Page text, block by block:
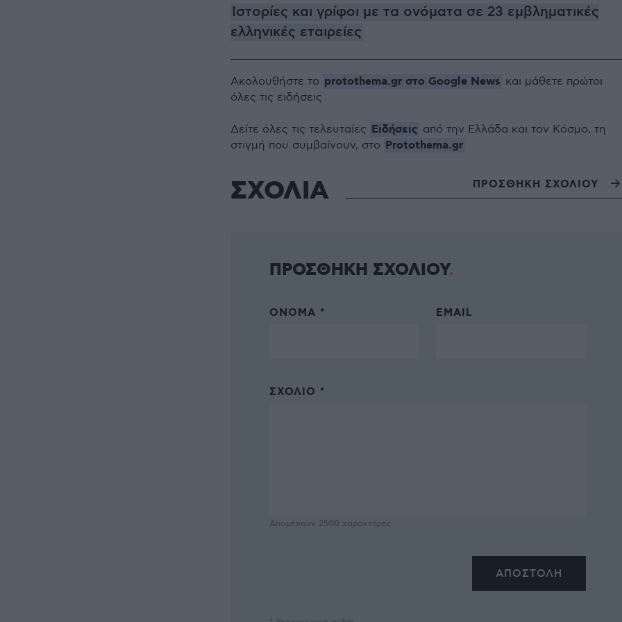
Ιστορίες και γρίφοι με τα ονόματα σε 23 εμβληματικές
ελληνικές εταιρείες
Ακολουθήστε το protothema.gr στο Google News και μάθετε πρώτοι
όλες τις ειδήσεις
Δείτε όλες τις τελευταίες Ειδήσεις από την Ελλάδα και τον Κόσμο, τη
στιγμή που συμβαίνουν, στο Protothema.gr
ΣΧΟΛΙΑ ΠΡΟΣΘΗΚΗ ΣΧΟΛΙΟΥ
ΠΡΟΣΘΗΚΗ ΣΧΟΛΙΟΥ
ΌΝΟΜΑ * EMAIL
ΣΧΌΛΙΟ *
Απομένουν 2500 χαρακτήρες